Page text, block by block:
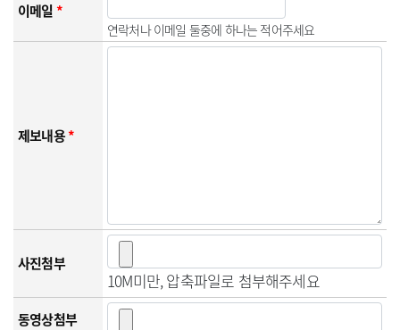
이메일*
연락처나 이메일 둘중에 하나는 적어주세요
제보내용*
사진첨부
10M미만, 압축파일로 첨부해주세요
동영상첨부